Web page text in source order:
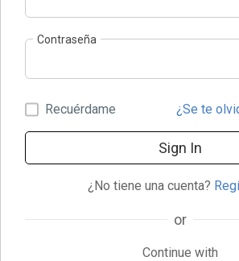
Contraseña
Recuérdame ¿Se te
Sign In
¿No tiene una cuenta?
or
Continue with